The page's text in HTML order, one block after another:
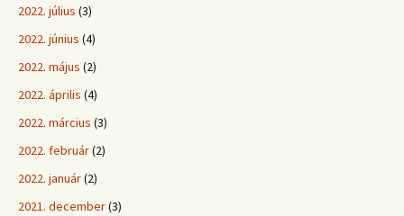
2022. július (3)
2022. június (4)
2022. május (2)
2022. április (4)
2022. március (3)
2022. február(2)
2022. január(2)
2021. december(3)